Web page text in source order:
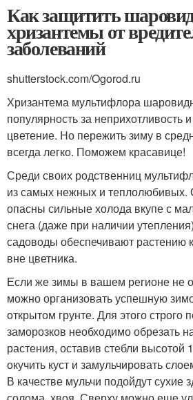
Как защитить
хризантемы от
заболеваний
shutterstock.com/Ogorod.ru
Хризантема мультифлора
популярность за неприхотливость
цветение. Но пережить зиму в
всегда легко. Поможем красавице!
Среди своих родственниц
из самых нежных и теплолюбивых.
опасны сильные холода вкупе с
снега (даже при наличии
садоводы обеспечивают растению
вне цветника.
Если же зимы в вашем регионе не
можно организовать успешную
открытом грунте. Для этого строго
заморозков необходимо обрезать
растения, оставив стебли высотой
окучить куст и замульчировать
В качестве мульчи подойдут сухие